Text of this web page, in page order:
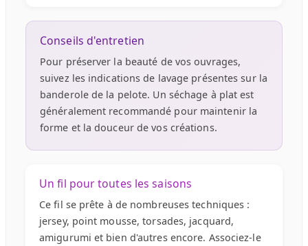
Conseils d'entretien
Pour préserver la beauté de vos ouvrages,
suivez les indications de lavage présentes sur la
banderole de la pelote. Un séchage à plat est
généralement recommandé pour maintenir la
forme et la douceur de vos créations.
Un fil pour toutes les saisons
Ce fil se prête à de nombreuses techniques :
jersey, point mousse, torsades, jacquard,
amigurumi et bien d'autres encore. Associez-le